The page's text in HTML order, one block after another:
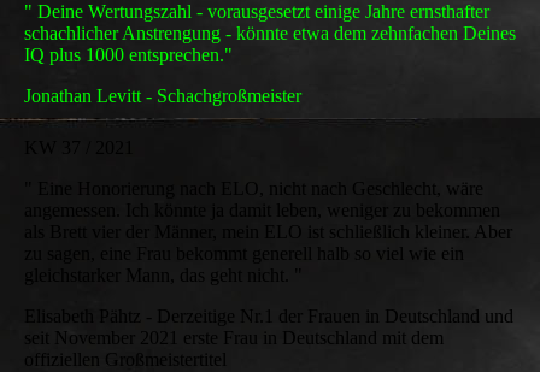
" Deine Wertungszahl - vorausgesetzt einige Jahre ernsthafter
schachlicher Anstrengung - könnte etwa dem zehnfachen Deines
IQ plus 1000 entsprechen."
Jonathan Levitt - Schachgroßmeister
" Eine Honorierung nach ELO, nicht nach Geschlecht, wäre
angemessen. Ich könnte ja damit leben, weniger zu bekommen
als Brett vier der Männer, mein ELO ist schließlich kleiner. Aber
zu sagen, eine Frau bekommt generell halb so viel wie ein
gleichstarker Mann, das geht nicht. "
Elisabeth Pähtz - Derzeitige Nr.1 der Frauen in Deutschland und
seit November 2021 erste Frau in Deutschland mit dem
offiziellen Großmeistertitel